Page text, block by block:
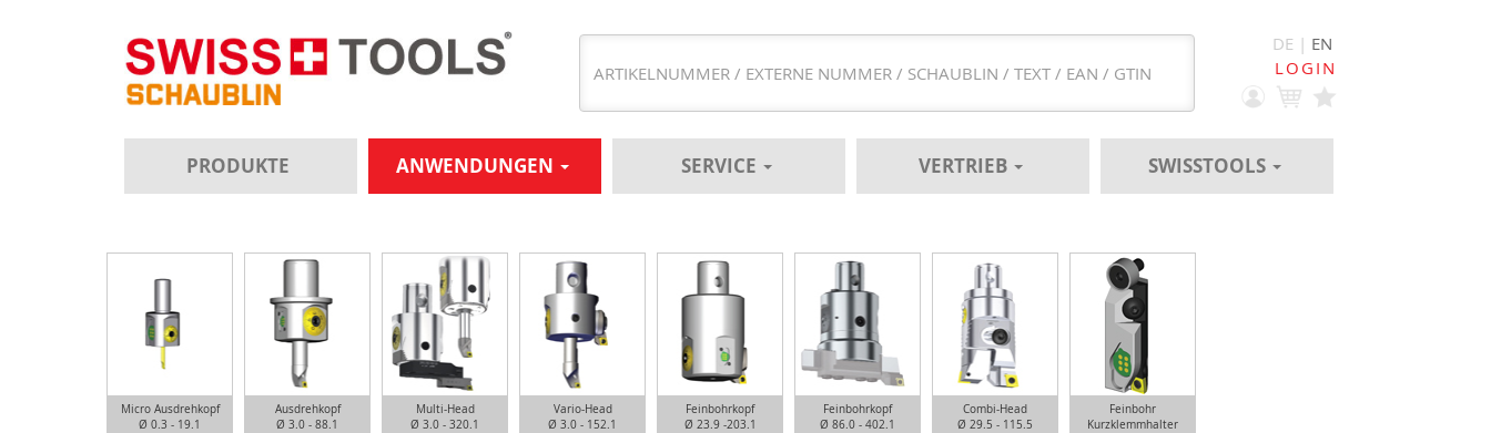
DE | EN
LOGIN
PRODUKTE ANWENDUNGEN SERVICE VERTRIEB SWISSTOOLS
Micro Ausdrehkopf
Ø 0.3 - 19.1
Ausdrehkopf
Ø 3.0 - 88.1
Multi-Head
Ø 3.0 - 320.1
Vario-Head
Ø 3.0 - 152.1
Feinbohrkopf
Ø 23.9 -203.1
Feinbohrkopf
Ø 86.0 - 402.1
Combi-Head
Ø 29.5 - 115.5
Feinbohr
Kurzklemmhalter